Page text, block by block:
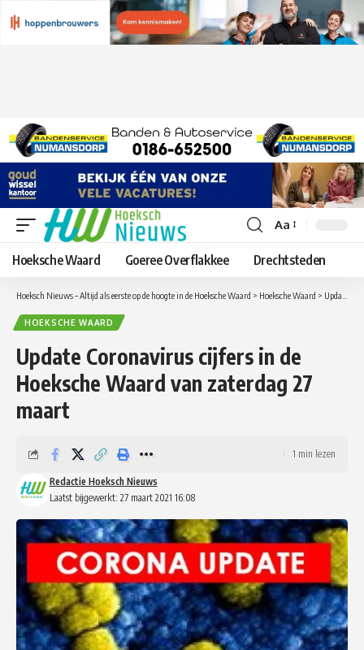
Lettergrootte
aanpassen
Aa
Hoeksche Waard Goeree Overflakkee Drechtsteden
Hoeksch Nieuws – Altijd als eerste op de hoogte in de Hoeksche Waard > Hoeksche Waard > Update Coronavirus cijfers in de Hoeksche Waard van zaterdag 27 maart
HOEKSCHE WAARD
Update Coronavirus cijfers in de
Hoeksche Waard van zaterdag 27
maart
Laatst bijgewerkt: 27 maart 2021 16:08
Redactie Hoeksch Nieuws
1 min lezen